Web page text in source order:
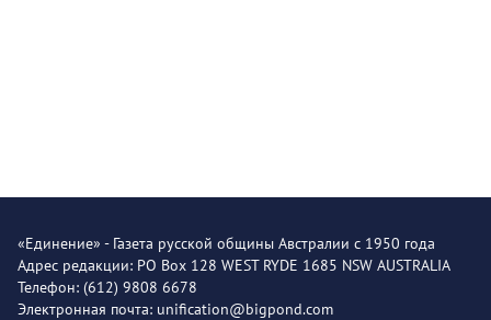
«Единение» - Газета русской общины Австралии с 1950 года
Адрес редакции: PO Box 128 WEST RYDE 1685 NSW AUSTRALIA
Телефон: (612) 9808 6678
Электронная почта: unification@bigpond.com